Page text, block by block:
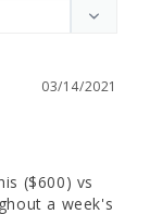
03/14/2021
($600) vs
a week's